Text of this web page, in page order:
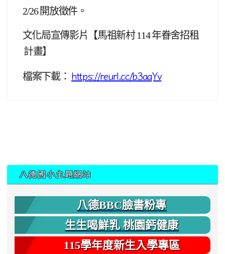
2/26 開放徵件。
文化局宣傳影片【馬祖新村 114 年眷舍招租
計畫】
檔案下載： https://reurl.cc/b3aqYv
八德國小主題網站
八德BBC臉書粉專
生生喝鮮乳 桃園鈣健康
115學年度新生入學專區